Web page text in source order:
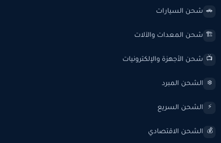
🚗 شحن السيارات
🏗️ شحن المعدات والآلات
📺 شحن الأجهزة والإلكترونيات
❄️ الشحن المبرد
⚡ الشحن السريع
💰 الشحن الاقتصادي